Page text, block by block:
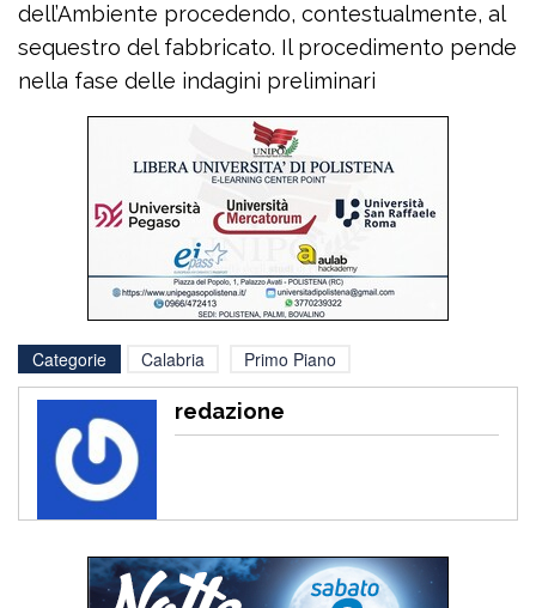
dell’Ambiente procedendo, contestualmente, al
sequestro del fabbricato. Il procedimento pende
nella fase delle indagini preliminari
Categorie Calabria Primo Piano
redazione